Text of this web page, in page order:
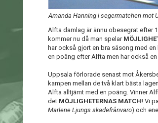
Amanda Hanning i segermatchen mot
Alfta damlag är ännu obesegrat efter
kommer nu då man spelar
har också gjort en bra säsong med
en poäng efter Alfta men har också
Uppsala förlorade senast mot
kampen mellan de två klart bästa
Alfta alltjämt med en poäng. Vinner
det MÖJLIGHETERNAS MATCH! Vi
Marlene Ljungs skadefrånvaro) och